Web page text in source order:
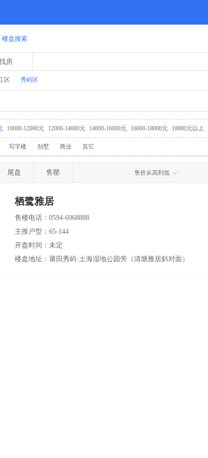
楼盘搜索
房
区 秀屿区
10000-12000元 12000-14000元 14000-16000元 16000-18000元 18000元以上
写字楼 别墅 商业 其它
尾盘 售罄 售价从高到低
栖鹭雅居
售楼电话：0594-6968888
主推户型： 65-144
开盘时间：未定
楼盘地址：莆田秀屿·土海湿地公园旁（清塘雅居斜对面）